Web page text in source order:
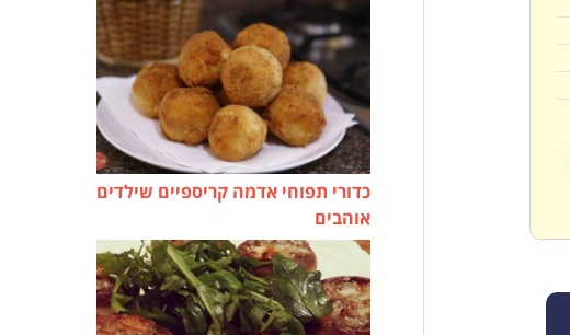
כדורי תפוחי אדמה קריספיים שילדים
אוהבים